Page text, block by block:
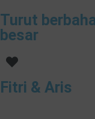
Turut
besar
Fitri & Aris